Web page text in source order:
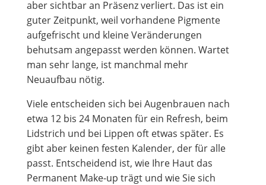
aber sichtbar an Präsenz verliert. Das ist ein
guter Zeitpunkt, weil vorhandene Pigmente
aufgefrischt und kleine Veränderungen
behutsam angepasst werden können. Wartet
man sehr lange, ist manchmal mehr
Neuaufbau nötig.
Viele entscheiden sich bei Augenbrauen nach
etwa 12 bis 24 Monaten für ein Refresh, beim
Lidstrich und bei Lippen oft etwas später. Es
gibt aber keinen festen Kalender, der für alle
passt. Entscheidend ist, wie Ihre Haut das
Permanent Make-up trägt und wie Sie sich